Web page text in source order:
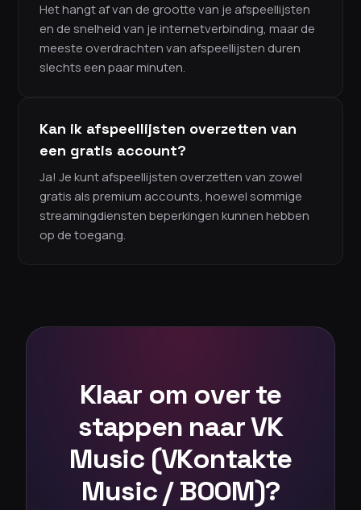
Het hangt af van de grootte van je afspeellijsten
en de snelheid van je internetverbinding, maar de
meeste overdrachten van afspeellijsten duren
slechts een paar minuten.
Kan ik afspeellijsten overzetten van
een gratis account?
Ja! Je kunt afspeellijsten overzetten van zowel
gratis als premium accounts, hoewel sommige
streamingdiensten beperkingen kunnen hebben
op de toegang.
Klaar om over te
stappen naar VK
Music (VKontakte
Music / BOOM)?